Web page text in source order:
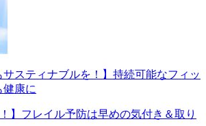
サスティナブルを！】持続可能なフィッ
健康に
】フレイル予防は早めの気付き＆取り